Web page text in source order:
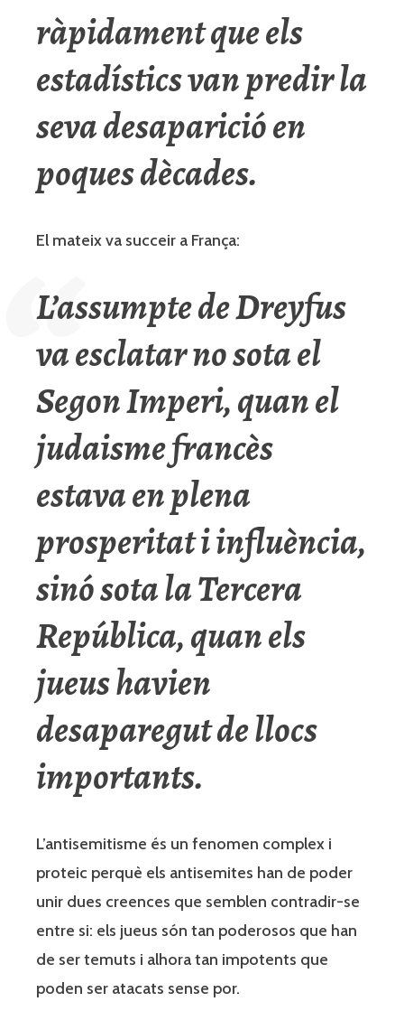
ràpidament que els
estadístics van predir la
seva desaparició en
poques dècades.
El mateix va succeir a França:
L’assumpte de Dreyfus
va esclatar no sota el
Segon Imperi, quan el
judaisme francès
estava en plena
prosperitat i influència,
sinó sota la Tercera
República, quan els
jueus havien
desaparegut de llocs
importants.
L’antisemitisme és un fenomen complex i
proteic perquè els antisemites han de poder
unir dues creences que semblen contradir-se
entre si: els jueus són tan poderosos que han
de ser temuts i alhora tan impotents que
poden ser atacats sense por.